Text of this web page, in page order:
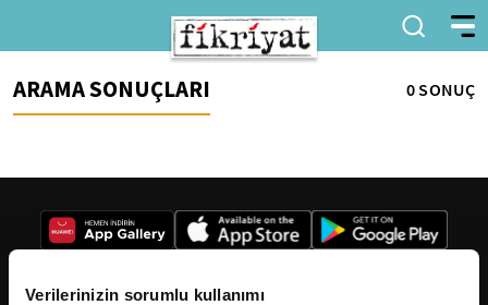
Verilerinizin sorumlu kullanımı
ARAMA SONUÇLARI 0 SONUÇ